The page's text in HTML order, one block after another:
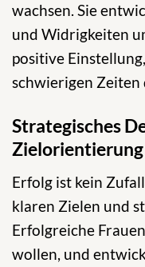
wachsen. Sie
und Widrigkeiten
positive
schwierigen
Strategisches
Zielorientierung
Erfolg ist kein
klaren Zielen und
Erfolgreiche
wollen, und